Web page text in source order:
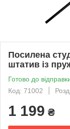
Посилена
штатив із
Готово до
Код: 71002
1 199 ₴